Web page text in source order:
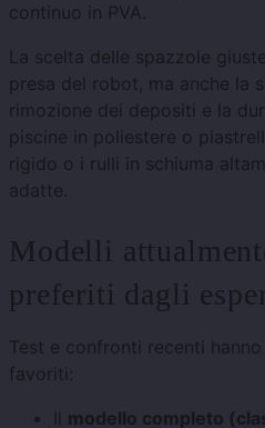
continuo in PVA.
La scelta delle spazzole
presa del robot, ma anche la
rimozione dei depositi e la
piscine in poliestere o
rigido o i rulli in schiuma
adatte.
Modelli
preferiti dagli
Test e confronti recenti
favoriti:
Il modello completo